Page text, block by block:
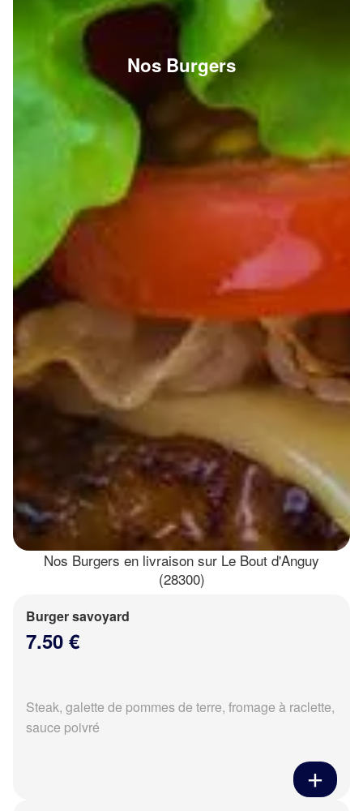
Nos Burgers
Nos Burgers en livraison sur Le Bout d'Anguy
(28300)
Burger savoyard
7.50 €
Steak, galette de pommes de terre, fromage à raclette,
sauce poivré